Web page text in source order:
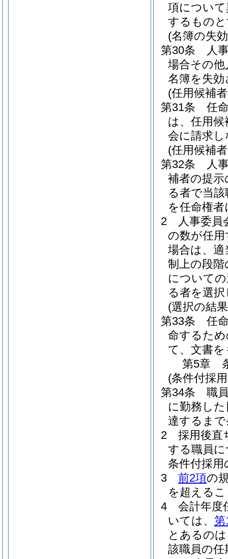
項につい
するもの
(名簿の失
第30条
人
場合その
名簿を失
(任用候補
第31条
任
は、任用
会に請求
(任用候補
第32条
人
補者の提
る者で当
を任命権
2
人事委員
の数が任
場合は、
制上の段階
について
る者を選
(選択の結
第33条
任
命するた
て、文書
第5章
(条件付採
第34条
職
に勤務し
達するま
2
採用後直
する職員
条件付採
3
前2項の
を超える
4
会計年度
いては、 第
とあるの
該職員の